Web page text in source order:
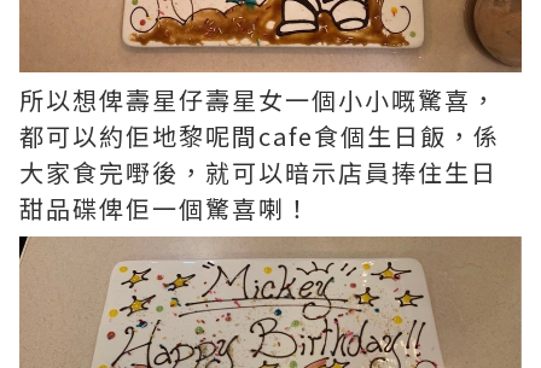
所以想俾壽星仔壽星女一個小小嘅驚喜，
都可以約佢地黎呢間cafe食個生日飯，係
大家食完嘢後，就可以暗示店員捧住生日
甜品碟俾佢一個驚喜喇！